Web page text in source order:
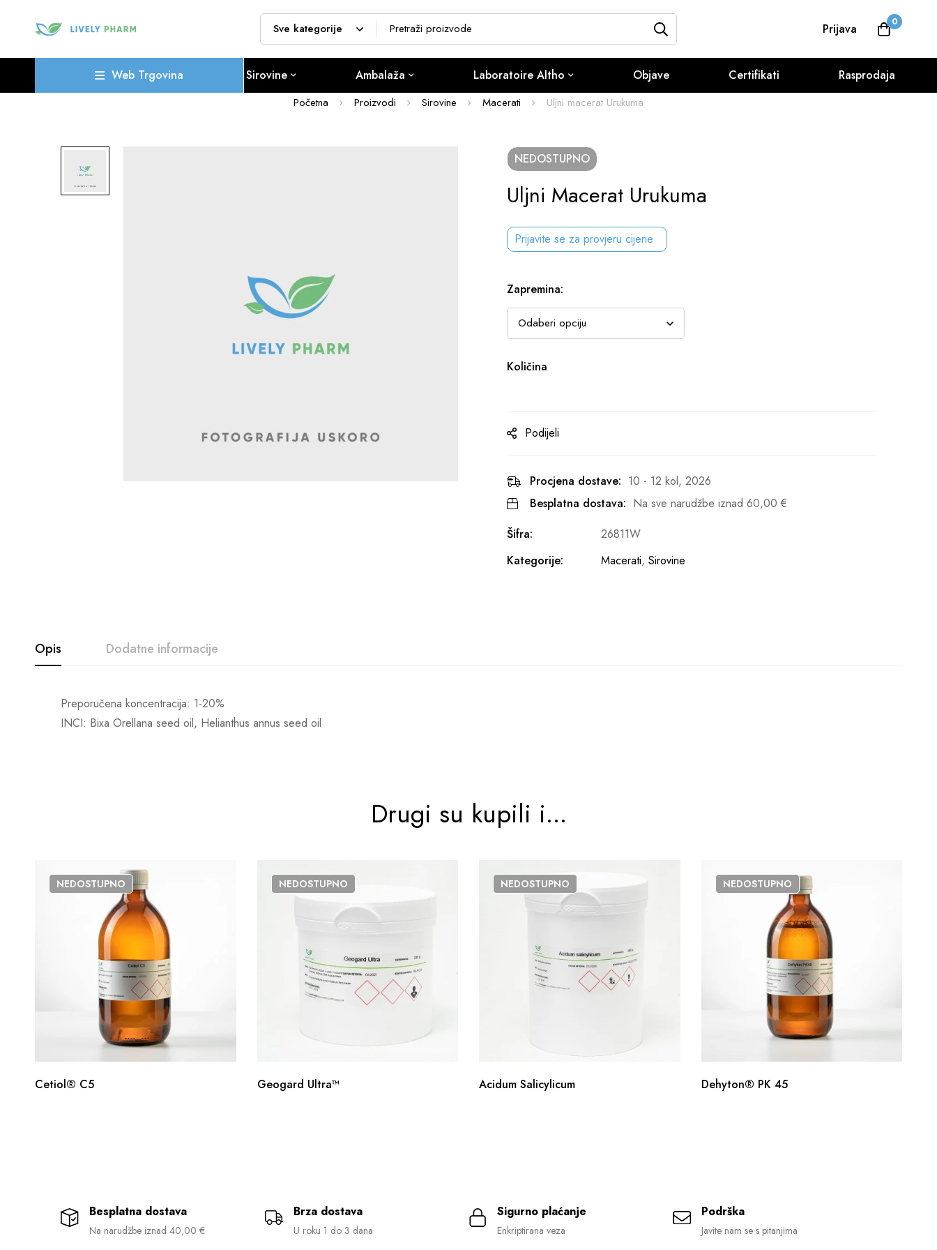
Prijava 0
Web Trgovina Sirovine Ambalaža Laboratoire Altho Objave Certifikati Rasprodaja
Početna Proizvodi Sirovine Macerati Uljni macerat Urukuma
NEDOSTUPNO
Uljni Macerat Urukuma
Prijavite se za provjeru cijene
Zapremina:
Količina
Podijeli
Procjena dostave: 10 - 12 kol, 2026
Besplatna dostava: Na sve narudžbe iznad 60,00 €
Šifra:
26811W
Kategorije:
Macerati, Sirovine
Opis Dodatne informacije
Preporučena koncentracija: 1-20%
INCI: Bixa Orellana seed oil, Helianthus annus seed oil
Drugi su kupili i...
NEDOSTUPNO
Cetiol® C5
NEDOSTUPNO
Geogard Ultra™
NEDOSTUPNO
Acidum Salicylicum
NEDOSTUPNO
Dehyton® PK 45
Besplatna dostava
Na narudžbe iznad 40,00 €
Brza dostava
U roku 1 do 3 dana
Sigurno plaćanje
Enkriptirana veza
Podrška
Javite nam se s pitanjima